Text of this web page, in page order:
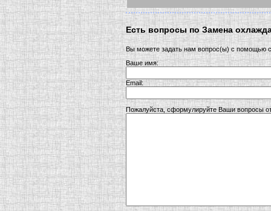
Есть вопросы по Замена
Вы можете задать нам вопрос(ы) с
Ваше имя:
Email:
Пожалуйста, сформулируйте Ваши вопросы